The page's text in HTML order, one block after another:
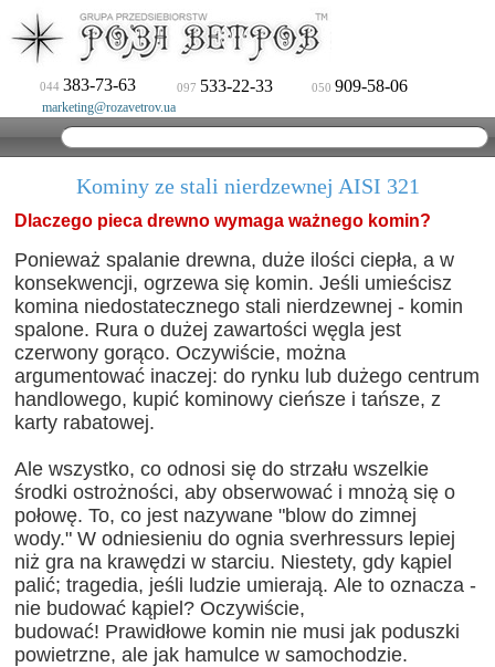
044 383-73-63 097 533-22-33 050 909-58-06
marketing@rozavetrov.ua
Kominy ze stali nierdzewnej AISI 321
Dlaczego pieca drewno wymaga ważnego komin?
Ponieważ spalanie drewna, duże ilości ciepła, a w
konsekwencji, ogrzewa się komin. Jeśli umieścisz
komina niedostatecznego stali nierdzewnej - komin
spalone. Rura o dużej zawartości węgla jest
czerwony gorąco. Oczywiście, można
argumentować inaczej: do rynku lub dużego centrum
handlowego, kupić kominowy cieńsze i tańsze, z
karty rabatowej.
Ale wszystko, co odnosi się do strzału wszelkie
środki ostrożności, aby obserwować i mnożą się o
połowę. To, co jest nazywane "blow do zimnej
wody." W odniesieniu do ognia sverhressurs lepiej
niż gra na krawędzi w starciu. Niestety, gdy kąpiel
palić; tragedia, jeśli ludzie umierają. Ale to oznacza -
nie budować kąpiel? Oczywiście,
budować! Prawidłowe komin nie musi jak poduszki
powietrzne, ale jak hamulce w samochodzie.